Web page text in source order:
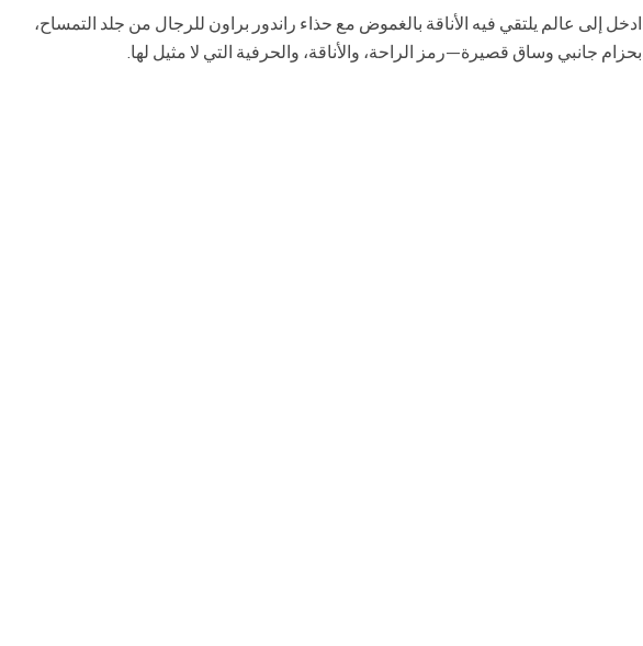
ادخل إلى عالم يلتقي فيه الأناقة بالغموض مع حذاء راندور براون للرجال من جلد التمساح،
بحزام جانبي وساق قصيرة—رمز الراحة، والأناقة، والحرفية التي لا مثيل لها.